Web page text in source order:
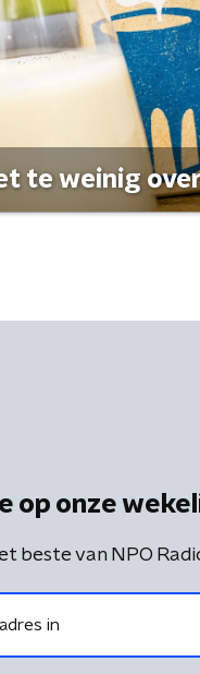
te weinig
op onze
beste van NPO